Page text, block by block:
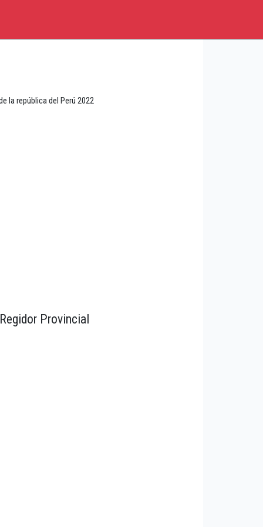
la república del Perú 2022
Provincial